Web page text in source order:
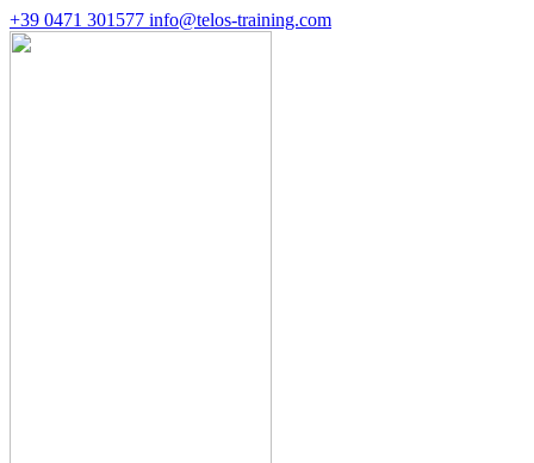
+39 0471 301577 info@telos-training.com